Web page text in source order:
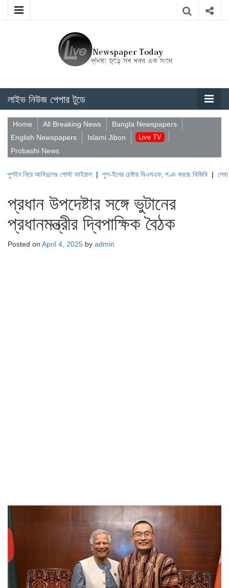
লাইভ নিউজ পেপার টুডে
Home All Breaking News
Bangla Newspapers
English Newspapers
Islami Jibon Live TV
Probashi News
আবিদুলের পোস্ট ভাইরাল| পুশ-ইনের চেষ্টায় বিএসএফ, পণ্ড করছে বিজিবি|লেবাননের
প্রধান উপদেষ্টার সঙ্গে ভুটানের
প্রধানমন্ত্রীর দ্বিপাক্ষিক বৈঠক
Posted on April 4, 2025 by admin